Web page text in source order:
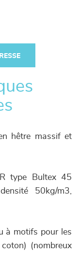
hêtre massif et
type Bultex 45
50kg/m3,
à motifs pour les
(nombreux